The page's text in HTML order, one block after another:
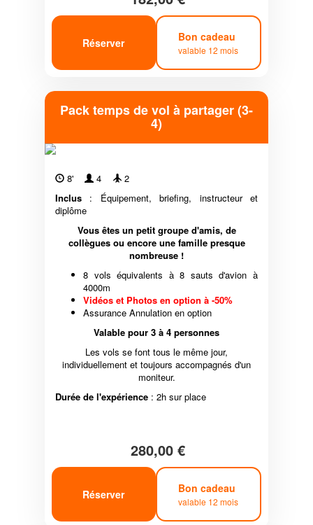
Réserver Bon cadeau
valable 12 mois
Pack temps de vol à partager (3-
4)
8' 4
2
Inclus : Équipement, briefing, instructeur et
diplôme
Vous êtes un petit groupe d'amis, de
collègues ou encore une famille presque
nombreuse !
8 vols équivalents à 8 sauts d'avion à
4000m
Vidéos et Photos en option à -50%
Assurance Annulation en option
Valable pour 3 à 4 personnes
Les vols se font tous le même jour,
individuellement et toujours accompagnés d'un
moniteur.
Durée de l'expérience : 2h sur place
280,00 €
Réserver Bon cadeau
valable 12 mois